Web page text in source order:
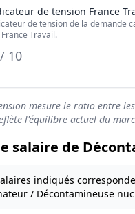
de tension France
de tension de la demande
Travail.
/ 10
mesure le ratio entre
l'équilibre actuel du
salaire de
indiqués
/ Décontamineuse